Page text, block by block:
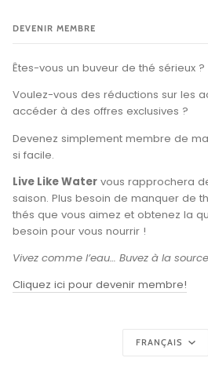
DEVENIR MEMBRE
Êtes-vous un buveur de thé sérieux ?
Voulez-vous des réductions sur les
accéder à des offres exclusives ?
Devenez simplement membre de
si facile.
Live Like Water vous rapprochera
saison. Plus besoin de manquer de
thés que vous aimez et obtenez la
besoin pour vous nourrir !
Vivez comme l’eau… Buvez à la
Cliquez ici pour devenir membre!
Langue
FRANÇAIS